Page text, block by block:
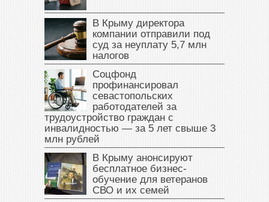
В Крыму директора
компании отправили под
суд за неуплату 5,7 млн
налогов
Соцфонд
профинансировал
севастопольских
работодателей за
трудоустройство граждан с
инвалидностью — за 5 лет свыше 3
млн рублей
В Крыму анонсируют
бесплатное бизнес-
обучение для ветеранов
СВО и их семей